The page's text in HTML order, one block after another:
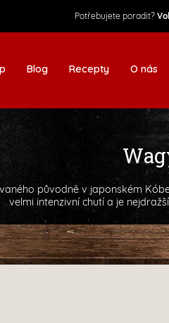
Potřebujete poradit?
Blog Recepty O nás
původně v japonském
velmi intenzivní chutí a je